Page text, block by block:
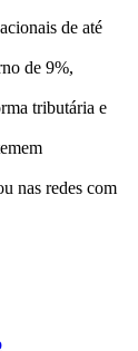
de até
de 9%,
tributária e
nas redes com